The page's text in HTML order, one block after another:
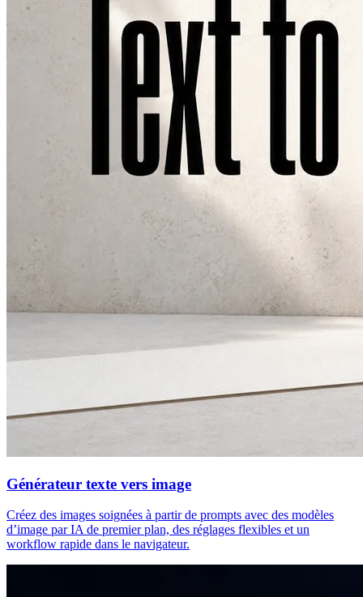
Générateur texte vers image
Créez des images soignées à partir de prompts avec des modèles
d’image par IA de premier plan, des réglages flexibles et un
workflow rapide dans le navigateur.